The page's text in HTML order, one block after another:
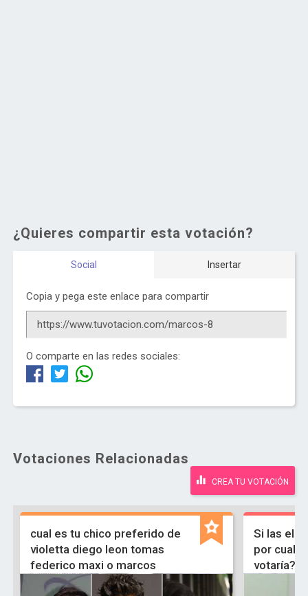
¿Quieres compartir esta votación?
Social Insertar
Copia y pega este enlace para compartir
O comparte en las redes sociales:
Votaciones Relacionadas
CREA TU VOTACIÓN
cual es tu chico preferido de
violetta diego leon tomas
federico maxi o marcos
Si las
por cual
votaría?